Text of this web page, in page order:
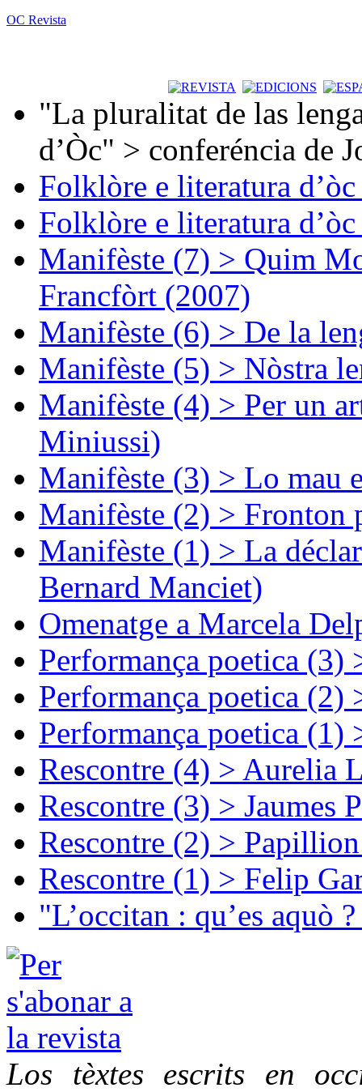
OC Revista
"La pluralitat de las
d’Òc" > conferéncia de
Folklòre e literatura
Folklòre e literatura
Manifèste (7) > Quim
Francfòrt (2007)
Manifèste (6) > De la
Manifèste (5) > Nòstra
Manifèste (4) > Per un
Miniussi)
Manifèste (3) > Lo mau
Manifèste (2) > Fronton
Manifèste (1) > La
Bernard Manciet)
Omenatge a Marcela
Performança poetica (3)
Performança poetica (2)
Performança poetica (1)
Rescontre (4) > Aurelia
Rescontre (3) > Jaumes
Rescontre (2) >
Rescontre (1) > Felip
"L’occitan : qu’es aquò
Los tèxtes escrits en